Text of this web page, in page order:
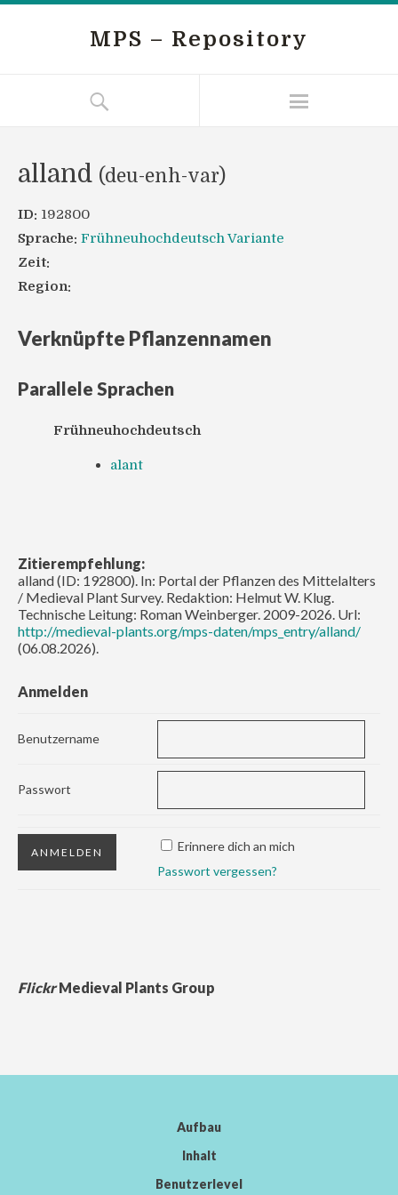
MPS – Repository
alland (deu-enh-var)
ID: 192800
Sprache: Frühneuhochdeutsch Variante
Zeit:
Region:
Verknüpfte Pflanzennamen
Parallele Sprachen
Frühneuhochdeutsch
alant
Zitierempfehlung:
alland (ID: 192800). In: Portal der Pflanzen des Mittelalters
/ Medieval Plant Survey. Redaktion: Helmut W. Klug.
Technische Leitung: Roman Weinberger. 2009-2026. Url:
http://medieval-plants.org/mps-daten/mps_entry/alland/
(06.08.2026).
Anmelden
Benutzername
Passwort
Erinnere dich an mich
Passwort vergessen?
FlickrMedieval Plants Group
Aufbau
Inhalt
Benutzerlevel